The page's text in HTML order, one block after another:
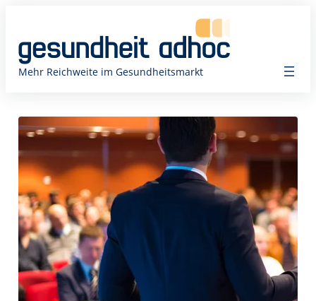
springen
Mehr Reichweite im Gesundheitsmarkt